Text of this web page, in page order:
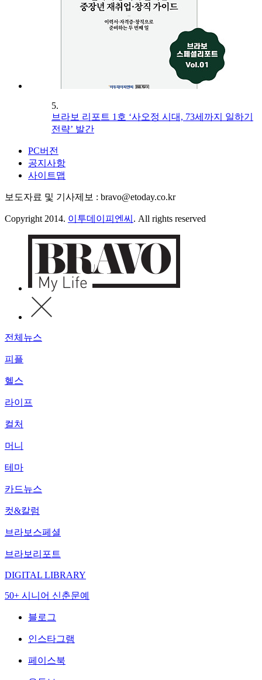
5.
브라보 리포트 1호 ‘사오정 시대, 73세까지 일하기
전략’ 발간
PC버전
공지사항
사이트맵
보도자료 및 기사제보 : bravo@etoday.co.kr
Copyright 2014. 이투데이피엔씨 . All rights reserved
전체뉴스
피플
헬스
라이프
컬처
머니
테마
카드뉴스
컷&칼럼
브라보스페셜
브라보리포트
DIGITAL LIBRARY
50+ 시니어 신춘문예
블로그
인스타그램
페이스북